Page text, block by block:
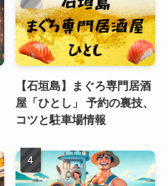
【石垣島】まぐろ専門居酒
屋「ひとし」 予約の裏技、
コツと駐車場情報